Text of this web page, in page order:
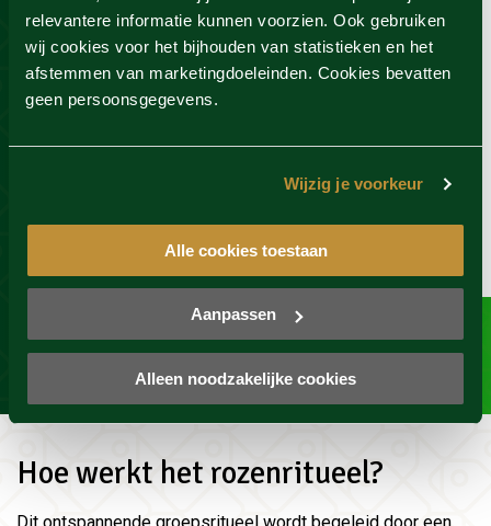
relevantere informatie kunnen voorzien. Ook gebruiken
wij cookies voor het bijhouden van statistieken en het
afstemmen van marketingdoeleinden. Cookies bevatten
geen persoonsgegevens.
Wijzig je voorkeur
Alle cookies toestaan
Aanpassen
Alleen noodzakelijke cookies
Zwaluwhoeve, Hierden
Dagentree bij Zwaluwhoeve
Koffie of thee
€49,95 €29,95 -40%
Bekijk actie
BEKIJK ALLE AANBIEDINGEN
Hoe werkt het rozenritueel?